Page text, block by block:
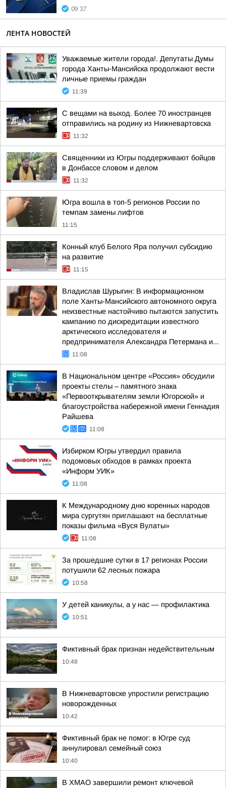
09:37
ЛЕНТА НОВОСТЕЙ
Уважаемые жители города!. Депутаты Думы
города Ханты-Мансийска продолжают вести
личные приемы граждан
11:39
С вещами на выход. Более 70 иностранцев
отправились на родину из Нижневартовска
11:32
Священники из Югры поддерживают бойцов
в Донбассе словом и делом
11:32
Югра вошла в топ-5 регионов России по
темпам замены лифтов
11:15
Конный клуб Белого Яра получил субсидию
на развитие
11:15
Владислав Шурыгин: В информационном
поле Ханты-Мансийского автономного округа
неизвестные настойчиво пытаются запустить
кампанию по дискредитации известного
арктического исследователя и
предпринимателя Александра Петермана и...
11:08
В Национальном центре «Россия» обсудили
проекты стелы – памятного знака
«Первооткрывателям земли Югорской» и
благоустройства набережной имени Геннадия
Райшева
11:08
Избирком Югры утвердил правила
подомовых обходов в рамках проекта
«Информ УИК»
11:08
К Международному дню коренных народов
мира сургутян приглашают на бесплатные
показы фильма «Вуся Вулаты»
11:08
За прошедшие сутки в 17 регионах России
потушили 62 лесных пожара
10:58
У детей каникулы, а у нас — профилактика
10:51
Фиктивный брак признан недействительным
10:48
В Нижневартовске упростили регистрацию
новорожденных
10:42
Фиктивный брак не помог: в Югре суд
аннулировал семейный союз
10:40
В ХМАО завершили ремонт ключевой